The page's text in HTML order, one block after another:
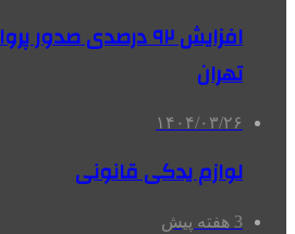
افزایش ۹۲ درصدی
تهران
۱۴۰۴/۰۳/۲۶
لوازم یدکی قانونی
3 هفته پیش